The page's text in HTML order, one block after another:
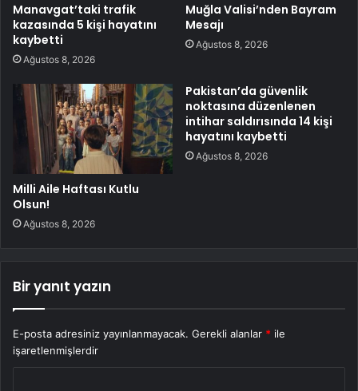
Manavgat’taki trafik
kazasında 5 kişi hayatını
kaybetti
Ağustos 8, 2026
Muğla Valisi’nden Bayram
Mesajı
Ağustos 8, 2026
Milli Aile Haftası Kutlu
Olsun!
Ağustos 8, 2026
Pakistan’da güvenlik
noktasına düzenlenen
intihar saldırısında 14 kişi
hayatını kaybetti
Ağustos 8, 2026
Bir yanıt yazın
E-posta adresiniz yayınlanmayacak. Gerekli alanlar * ile
işaretlenmişlerdir